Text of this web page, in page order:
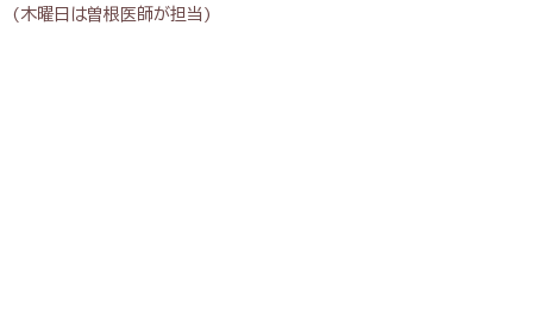
(木曜日は曽根医師が担当)